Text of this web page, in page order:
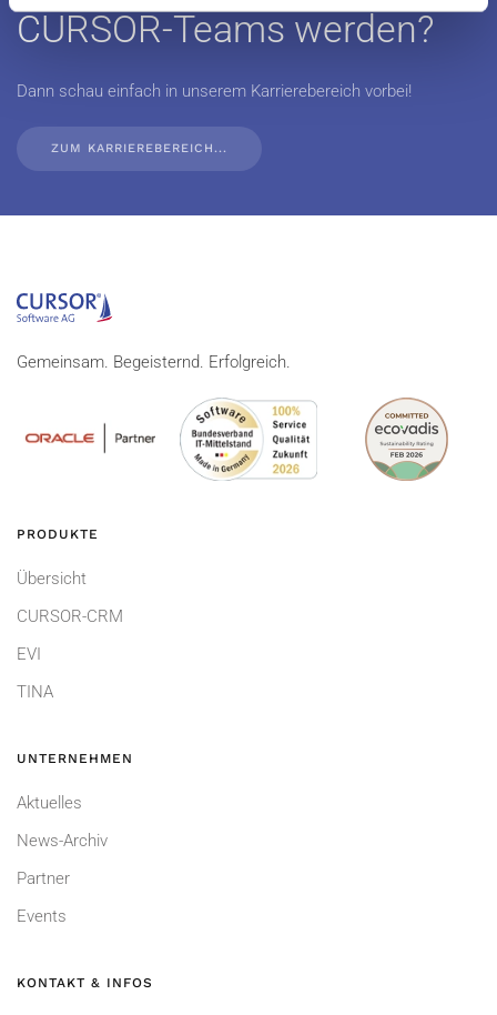
CURSOR-Teams werden?
Dann schau einfach in unserem Karrierebereich vorbei!
ZUM KARRIEREBEREICH...
Gemeinsam. Begeisternd. Erfolgreich.
PRODUKTE
Übersicht
CURSOR-CRM
EVI
TINA
UNTERNEHMEN
Aktuelles
News-Archiv
Partner
Events
KONTAKT & INFOS